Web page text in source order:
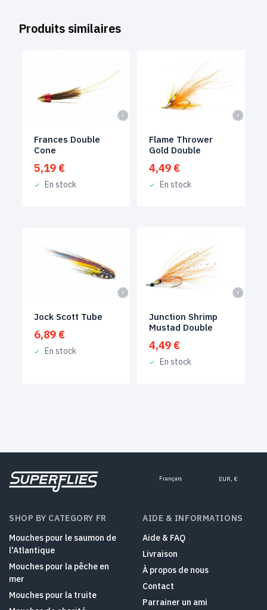
Produits similaires
Frances Double
Cone
5,19 €
En stock
Flame Thrower
Gold Double
4,49 €
En stock
Jock Scott Tube
6,89 €
En stock
Junction Shrimp
Mustad Double
4,49 €
En stock
Français EUR, €
SHOP BY CATEGORY FR
Mouches pour le saumon de
l'Atlantique
Mouches pour la pêche en
mer
Mouches pour la truite
AIDE & INFORMATIONS
Aide & FAQ
Livraison
À propos de nous
Contact
Parrainer un ami